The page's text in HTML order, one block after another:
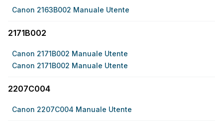
Canon 2163B002 Manuale Utente
2171B002
Canon 2171B002 Manuale Utente
Canon 2171B002 Manuale Utente
2207C004
Canon 2207C004 Manuale Utente